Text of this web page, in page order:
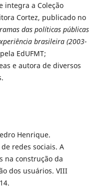
integra a Coleção
Cortez, publicado no
das políticas públicas
brasileira (2003-
EdUFMT;
e autora de diversos
Henrique.
redes sociais. A
na construção da
dos usuários. VIII